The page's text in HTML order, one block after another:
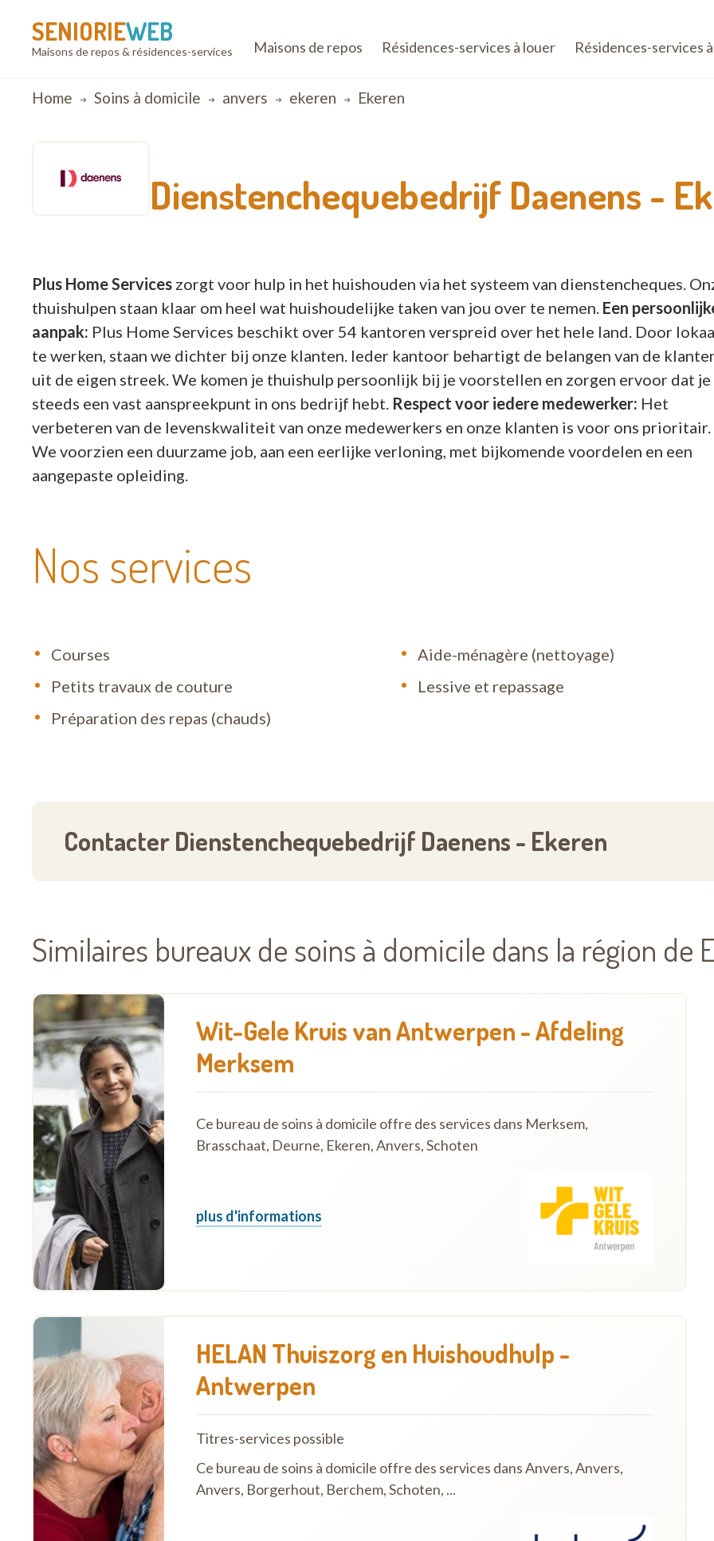
SENIORIEWEB
Maisons de repos & résidences-services Maisons de repos Résidences-services à louer Résidences-services
Breadcrumb
Home Soins à domicile anvers ekeren Ekeren
Dienstenchequebedrijf Daenens -
Plus Home Services zorgt voor hulp in het huishouden via het systeem van dienstencheques.
thuishulpen staan klaar om heel wat huishoudelijke taken van jou over te nemen. Een
aanpak: Plus Home Services beschikt over 54 kantoren verspreid over het hele land. Door
te werken, staan we dichter bij onze klanten. Ieder kantoor behartigt de belangen van de
uit de eigen streek. We komen je thuishulp persoonlijk bij je voorstellen en zorgen ervoor dat je
steeds een vast aanspreekpunt in ons bedrijf hebt. Respect voor iedere medewerker: Het
verbeteren van de levenskwaliteit van onze medewerkers en onze klanten is voor ons prioritair.
We voorzien een duurzame job, aan een eerlijke verloning, met bijkomende voordelen en een
aangepaste opleiding.
Nos services
Courses
Petits travaux de couture
Préparation des repas (chauds)
Aide-ménagère (nettoyage)
Lessive et repassage
Contacter Dienstenchequebedrijf Daenens - Ekeren
Similaires bureaux de soins à domicile dans la région de
Wit-Gele Kruis van Antwerpen - Afdeling
Merksem
Ce bureau de soins à domicile offre des services dans Merksem,
Brasschaat, Deurne, Ekeren, Anvers, Schoten
plus d'informations
HELAN Thuiszorg en Huishoudhulp -
Antwerpen
Titres-services possible
Ce bureau de soins à domicile offre des services dans Anvers, Anvers,
Anvers, Borgerhout, Berchem, Schoten, ...